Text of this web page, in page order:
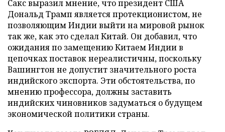
Сакс выразил мнение, что президент США
Дональд Трамп является протекционистом, не
позволяющим Индии выйти на мировой рынок
так же, как это сделал Китай. Он добавил, что
ожидания по замещению Китаем Индии в
цепочках поставок нереалистичны, поскольку
Вашингтон не допустит значительного роста
индийского экспорта. Эти обстоятельства, по
мнению профессора, должны заставить
индийских чиновников задуматься о будущем
экономической политики страны.